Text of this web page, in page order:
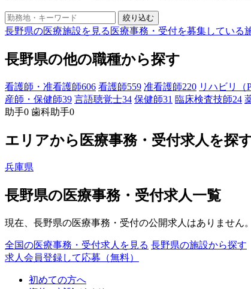
絞り込む
長野県の医療施設を見る 医療事務・受付を募集している
長野県の他の職種から探す
看護師・准看護師606 看護師559 准看護師220 リハビリ（
産師・保健師39 言語聴覚士34 保健師31 臨床検査技師24
助手0 歯科助手0
エリアから医療事務・受付求人を探
兵庫県
長野県の医療事務・受付求人一覧
現在、長野県の医療事務・受付の公開求人はありません。
全国の医療事務・受付求人を見る 長野県の施設から探す
求人会員登録して応募（無料）
初めての方へ